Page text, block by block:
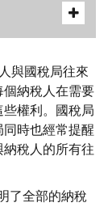
與國稅局往來
納稅人在需要
權利。國稅局
時也經常提醒
稅人的所有往
了全部的納稅